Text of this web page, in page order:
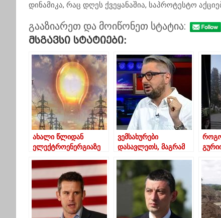
დინამიკა, რაც დღეს ქვეყანაშია, საპროტესტო
გააზიარეთ და მოიწონეთ სტატია:
Მსგავსი Სტატიები:
ახალი წლიდან
ელექტროენერგიაზე
ჯერ მხოლოდ
კომერციული
ობიექტებისათვის
ვემსახურები
დასავლეთს, მაგრამ
დანას ზურგში-
გვარამია